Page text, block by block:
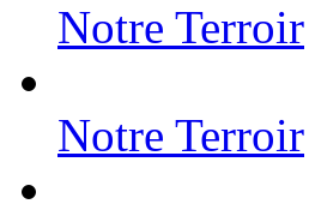
Notre Terroir
Notre Terroir